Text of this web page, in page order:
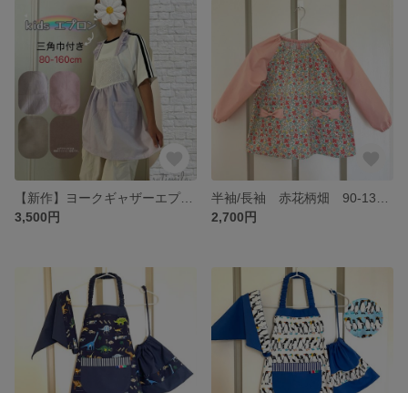
【新作】ヨークギャザーエプロン2点セット♪80-160cm 着脱簡単 フリル パステルカラー 紐結び 三角巾 ダンガリー 前結び 後ろ結び 被るだけ プレゼント お手伝い クッキング
3,500円
2,700円